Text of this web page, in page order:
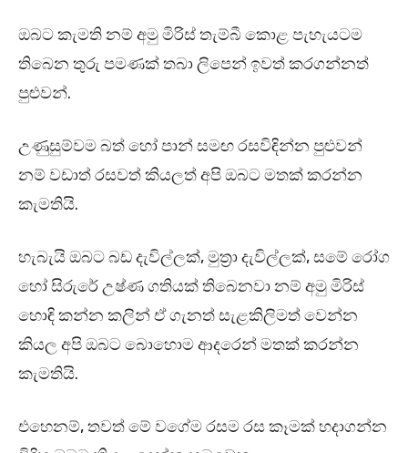
ඔබට කැමති නම් අමු මිරිස් තැම්බී කොළ පැහැයටම
තිබෙන තුරු පමණක් තබා ලිපෙන් ඉවත් කරගන්නත්
පුළුවන්.
උණුසුම්වම බත් හෝ පාන් සමඟ රසවිඳින්න පුළුවන්
නම් වඩාත් රසවත් කියලත් අපි ඔබට මතක් කරන්න
කැමතියි.
හැබැයි ඔබට බඩ දැවිල්ලක්, මුත්‍රා දැවිල්ලක්, සමේ රෝග
හෝ සිරුරේ උෂ්ණ ගතියක් තිබෙනවා නම් අමු මිරිස්
හොඳි කන්න කලින් ඒ ගැනත් සැළකිලිමත් වෙන්න
කියල අපි ඔබට බොහොම ආදරෙන් මතක් කරන්න
කැමතියි.
එහෙනම්, තවත් මේ වගේම රසම රස කෑමක් හදාගන්න